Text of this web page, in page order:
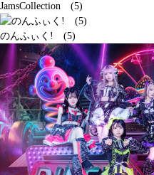
JamsCollection (5)
のんふぃく! (5)